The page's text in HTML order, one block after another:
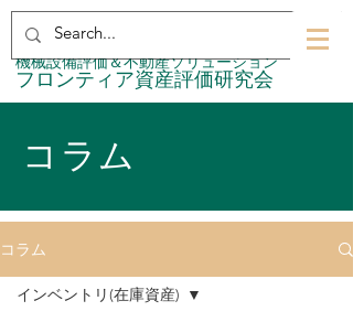
​フロンティア資産評価研究会
​機械設備評価＆不動産ソリューション
コラム
コラム
インベントリ(在庫資産)